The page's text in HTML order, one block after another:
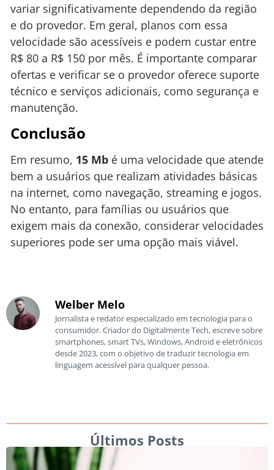
variar significativamente dependendo da região
e do provedor. Em geral, planos com essa
velocidade são acessíveis e podem custar entre
R$ 80 a R$ 150 por mês. É importante comparar
ofertas e verificar se o provedor oferece suporte
técnico e serviços adicionais, como segurança e
manutenção.
Conclusão
Em resumo, 15 Mb é uma velocidade que atende
bem a usuários que realizam atividades básicas
na internet, como navegação, streaming e jogos.
No entanto, para famílias ou usuários que
exigem mais da conexão, considerar velocidades
superiores pode ser uma opção mais viável.
Welber Melo
Jornalista e redator especializado em tecnologia para o
consumidor. Criador do Digitalmente Tech, escreve sobre
smartphones, smart TVs, Windows, Android e eletrônicos
desde 2023, com o objetivo de traduzir tecnologia em
linguagem acessível para qualquer pessoa.
Últimos Posts